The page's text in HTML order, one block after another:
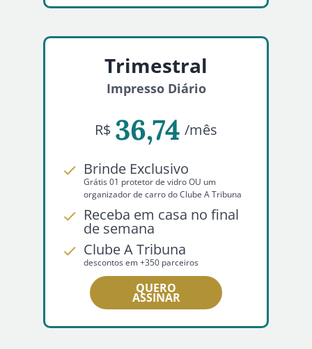
Trimestral
Impresso Diário
R$ 36,74 /mês
Brinde Exclusivo
Grátis 01 protetor de vidro OU um
organizador de carro do Clube A Tribuna
Receba em casa no final
de semana
Clube A Tribuna
descontos em +350 parceiros
QUERO
ASSINAR